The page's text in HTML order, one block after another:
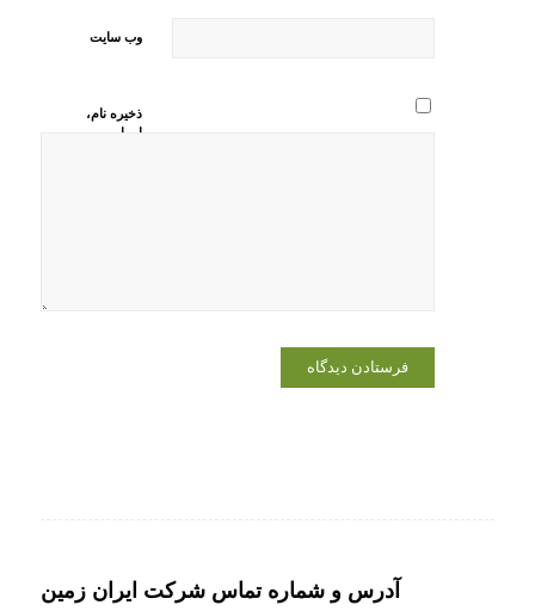
وب‌ سایت
ذخیره نام،
ایمیل و
آدرس و شماره تماس شرکت ایران زمین